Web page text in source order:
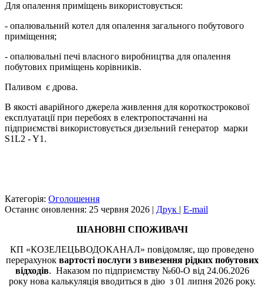
Для опалення приміщень використовується:
- опалювальний котел для опалення загального побутового
приміщення;
- опалювальні печі власного виробництва для опалення
побутових приміщень корівників.
Паливом є дрова.
В якості аварійного джерела живлення для короткострокової
експлуатації при перебоях в електропостачанні на
підприємстві використовується дизельний генератор марки
S1L2 - Y1.
Категорія: Оголошення
Останнє оновлення: 25 червня 2026 | Друк | E-mail
ШАНОВНІ СПОЖИВАЧІ
КП «КОЗЕЛЕЦЬВОДОКАНАЛ» повідомляє, що проведено
перерахунок вартості послуги з вивезення рідких побутових
відходів. Наказом по підприємству №60-О від 24.06.2026
року нова калькуляція вводиться в дію з 01 липня 2026 року.